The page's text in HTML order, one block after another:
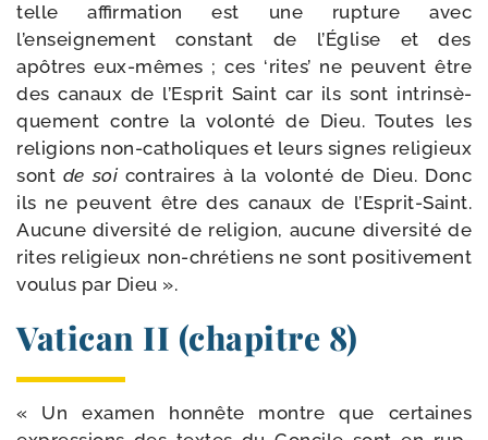
telle affir­ma­tion est une rup­ture avec
l’enseignement constant de l’Église et des
apôtres eux-​mêmes ; ces ‘rites’ ne peuvent être
des canaux de l’Esprit Saint car ils sont intrin­sè­
que­ment contre la volon­té de Dieu. Toutes les
reli­gions non-​catholiques et leurs signes reli­gieux
sont de soi contraires à la volon­té de Dieu. Donc
ils ne peuvent être des canaux de l’Esprit-Saint.
Aucune diver­si­té de reli­gion, aucune diver­si­té de
rites reli­gieux non-​chrétiens ne sont posi­ti­ve­ment
vou­lus par Dieu ».
Vatican II (chapitre 8)
« Un exa­men hon­nête montre que cer­taines